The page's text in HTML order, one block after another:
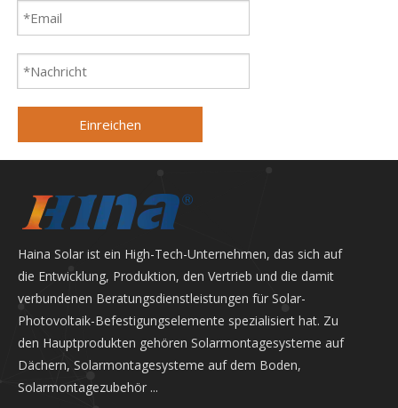
Einreichen
Haina Solar ist ein High-Tech-Unternehmen, das sich auf
die Entwicklung, Produktion, den Vertrieb und die damit
verbundenen Beratungsdienstleistungen für Solar-
Photovoltaik-Befestigungselemente spezialisiert hat. Zu
den Hauptprodukten gehören Solarmontagesysteme auf
Dächern, Solarmontagesysteme auf dem Boden,
Solarmontagezubehör ...